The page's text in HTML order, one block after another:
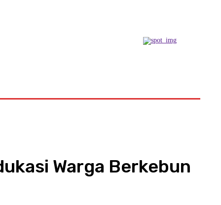
Warga Berkebun